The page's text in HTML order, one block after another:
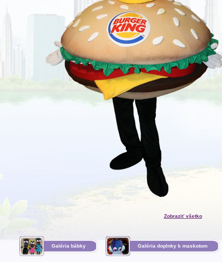
Zobraziť všetko
Galéria bábky Galéria doplnky k maskotom